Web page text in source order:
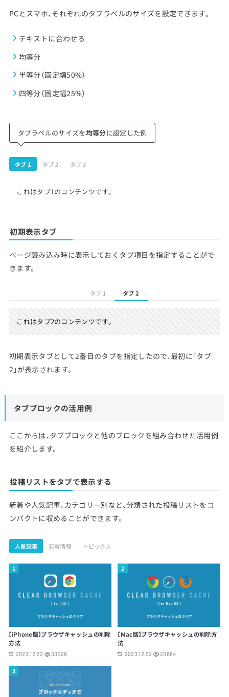
PCとスマホ、それぞれのタブラベルのサイズを設定できます。
テキストに合わせる
均等分
半等分（固定幅50%）
四等分（固定幅25%）
タブラベルのサイズを均等分に設定した例
タブ 1 タブ 2 タブ 3
これはタブ1のコンテンツです。
初期表示タブ
ページ読み込み時に表示しておくタブ項目を指定することがで
きます。
タブ 1 タブ 2
これはタブ2のコンテンツです。
初期表示タブとして2番目のタブを指定したので、最初に「タブ
2」が表示されます。
タブブロックの活用例
ここからは、タブブロックと他のブロックを組み合わせた活用例
を紹介します。
投稿リストをタブで表示する
新着や人気記事、カテゴリー別など、分類された投稿リストをコ
ンパクトに収めることができます。
人気記事 新着情報 トピックス
【iPhone版】ブラウザキャッシュの削除
方法
2023.12.22 33328
【Mac版】ブラウザキャッシュの削除方
法
2023.12.22 23884